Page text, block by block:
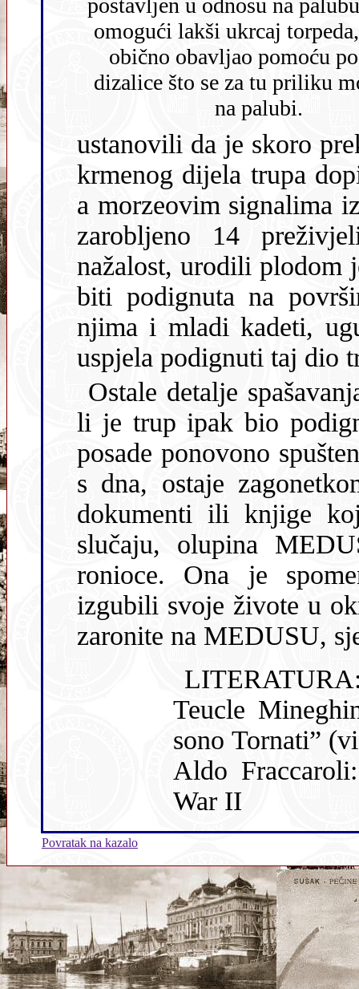
postavljen u odnosu na palubu tako da
omogući lakši ukrcaj
obično obavljao pomoću posebne
dizalice što se za tu priliku
na palubi.
ustanovili da je skoro
krmenog dijela trupa dopirali su udarci metalnim predmetima,
a morzeovim signalima iznutra dali su do znanja da je u trupu
zarobljeno 14 preživjelih. Svi
nažalost, urodili plodom jer
biti podignuta na
njima i mladi kadeti, ugušili su se prije nego što je dizalica
uspjela
Ostale detalje
li je trup ipak bio podignut, pa nakon vađenja tijela članova
posade ponovono spušten na dno, ili je
s dna, ostaje
dokumenti ili knjige
slučaju, olupina MEDUSE bit će zanimljivo odredište za
ronioce. Ona je spomenik svim
izgubili svoje živote u
zaronite na MEDUSU,
Teucle
sono Tornati”
Aldo
War II
Povratak na kazalo